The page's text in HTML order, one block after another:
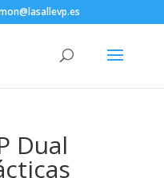
Dual